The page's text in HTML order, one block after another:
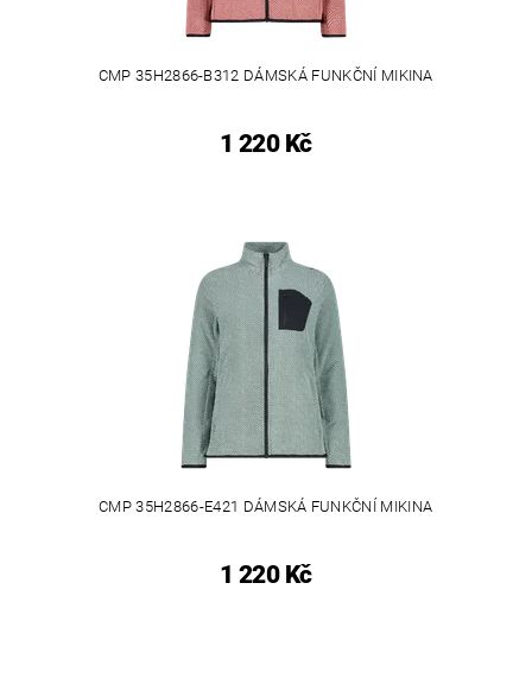
CMP 35H2866-B312 DÁMSKÁ FUNKČNÍ MIKINA
1 220 Kč
CMP 35H2866-E421 DÁMSKÁ FUNKČNÍ MIKINA
1 220 Kč